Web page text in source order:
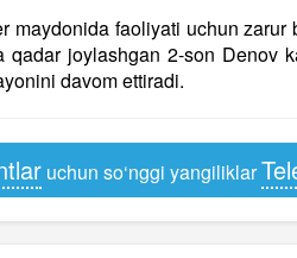
maydonida faoliyati uchun
joylashgan 2-son Denov
davom ettiradi.
uchun so‘nggi yangiliklar